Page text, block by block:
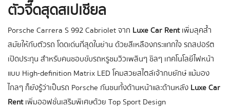
ตัวจี๊ดสุดสเปเชียล
Porsche Carrera S 992 Cabriolet จาก Luxe Car Rentเพิ่มลุคล้ำ
สมัยให้กับตัวรถ โดดเด่นที่สุดในย่าน ด้วยสีเหลืองกระแทกใจ รถสปอร์ต
เปิดประทุน สำหรับคนชอบขับรถหรูชมวิวเพลินๆ ชิลๆ เทคโนโลยีไฟหน้า
แบบ High-definition Matrix LED โคมสวยสไตล์เจ้ากบยักษ์ แม้มอง
ไกลๆ ก็ยังรู้ว่าเป็นรถ Porsche กันชนทั้งด้านหน้าและด้านหลัง Luxe Car
Rentเพิ่มออฟชั่นเสริมพิเศษด้วย Top Sport Design